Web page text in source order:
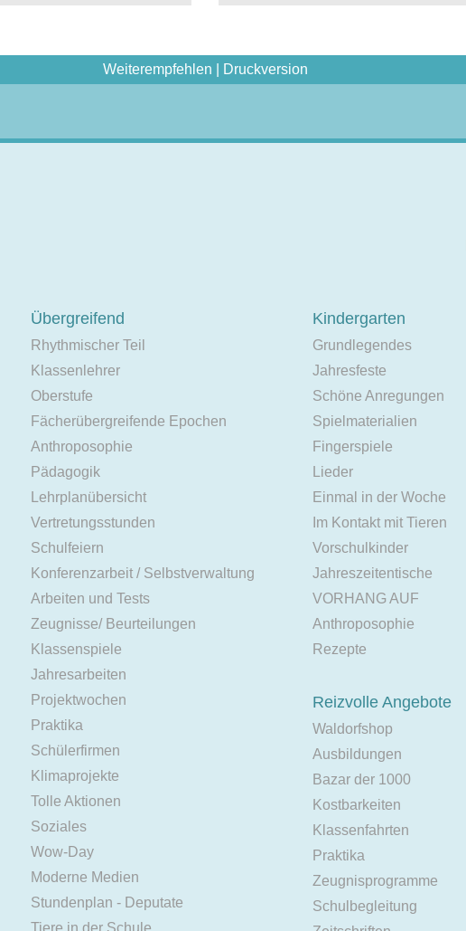
Weiterempfehlen Druckversion
Übergreifend
Rhythmischer Teil
Klassenlehrer
Oberstufe
Fächerübergreifende Epochen
Anthroposophie
Pädagogik
Lehrplanübersicht
Vertretungsstunden
Schulfeiern
Konferenzarbeit / Selbstverwaltung
Arbeiten und Tests
Zeugnisse/ Beurteilungen
Klassenspiele
Jahresarbeiten
Projektwochen
Praktika
Schülerfirmen
Klimaprojekte
Tolle Aktionen
Soziales
Wow-Day
Moderne Medien
Stundenplan - Deputate
Tiere in der Schule
Kindergarten
Grundlegendes
Jahresfeste
Schöne Anregungen
Spielmaterialien
Fingerspiele
Lieder
Einmal in der Woche
Im Kontakt mit Tieren
Vorschulkinder
Jahreszeitentische
VORHANG AUF
Anthroposophie
Rezepte
Reizvolle Angebote
Waldorfshop
Ausbildungen
Bazar der 1000
Kostbarkeiten
Klassenfahrten
Praktika
Zeugnisprogramme
Schulbegleitung